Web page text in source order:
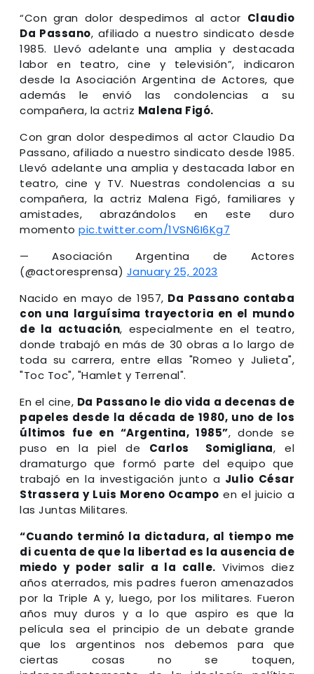
“Con gran dolor despedimos al actor Claudio
Da Passano, afiliado a nuestro sindicato desde
1985. Llevó adelante una amplia y destacada
labor en teatro, cine y televisión”, indicaron
desde la Asociación Argentina de Actores, que
además le envió las condolencias a su
compañera, la actriz Malena Figó.
Con gran dolor despedimos al actor Claudio Da
Passano, afiliado a nuestro sindicato desde 1985.
Llevó adelante una amplia y destacada labor en
teatro, cine y TV. Nuestras condolencias a su
compañera, la actriz Malena Figó, familiares y
amistades, abrazándolos en este duro
momento pic.twitter.com/1VSN6I6Kg7
— Asociación Argentina de Actores
(@actoresprensa) January 25, 2023
Nacido en mayo de 1957, Da Passano contaba
con una larguísima trayectoria en el mundo
de la actuación, especialmente en el teatro,
donde trabajó en más de 30 obras a lo largo de
toda su carrera, entre ellas "Romeo y Julieta",
"Toc Toc", "Hamlet y Terrenal".
En el cine, Da Passano le dio vida a decenas de
papeles desde la década de 1980, uno de los
últimos fue en “Argentina, 1985”, donde se
puso en la piel de Carlos Somigliana, el
dramaturgo que formó parte del equipo que
trabajó en la investigación junto a Julio César
Strassera y Luis Moreno Ocampo en el juicio a
las Juntas Militares.
“Cuando terminó la dictadura, al tiempo me
di cuenta de que la libertad es la ausencia de
miedo y poder salir a la calle. Vivimos diez
años aterrados, mis padres fueron amenazados
por la Triple A y, luego, por los militares. Fueron
años muy duros y a lo que aspiro es que la
película sea el principio de un debate grande
que los argentinos nos debemos para que
ciertas cosas no se toquen,